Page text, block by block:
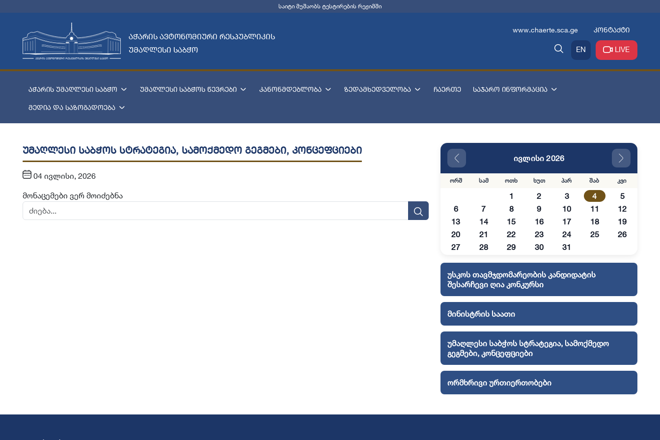
საიტი მუშაობს ტესტირების რეჟიმში
აჭარის ავტონომიური რესპუბლიკის
უმაღლესი საბჭო
www.chaerte.sca.ge კონტაქტი
EN LIVE
აჭარის უმაღლესი საბჭო უმაღლესი საბჭოს წევრები კანონმდებლობა ზედამხედველობა ჩაერთე საჯარო ინფორმაცია
მედია და საზოგადოება
უმაღლესი საბჭოს სტრატეგია, სამოქმედო გეგმები, კონცეფციები
04 ივლისი, 2026
მონაცემები ვერ მოიძებნა
ივლისი 2026
ორშ სამ ოთხ ხუთ პარ შაბ კვი
1 2 3 4
5
6
7 8 9 10 11
12
13
14 15 16 17 18
19
20
21 22 23 24 25
26
27
28 29 30 31
უსკოს თავმჯდომარეობის კანდიდატის
შესარჩევი ღია კონკურსი
მინისტრის საათი
უმაღლესი საბჭოს სტრატეგია, სამოქმედო
გეგმები, კონცეფციები
ორმხრივი ურთიერთობები